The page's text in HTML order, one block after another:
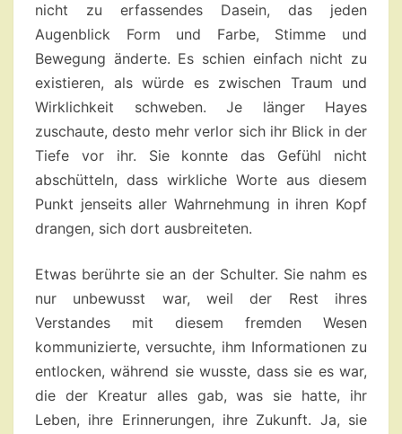
nicht zu erfassendes Dasein, das jeden
Augenblick Form und Farbe, Stimme und
Bewegung änderte. Es schien einfach nicht zu
existieren, als würde es zwischen Traum und
Wirklichkeit schweben. Je länger Hayes
zuschaute, desto mehr verlor sich ihr Blick in der
Tiefe vor ihr. Sie konnte das Gefühl nicht
abschütteln, dass wirkliche Worte aus diesem
Punkt jenseits aller Wahrnehmung in ihren Kopf
drangen, sich dort ausbreiteten.
Etwas berührte sie an der Schulter. Sie nahm es
nur unbewusst war, weil der Rest ihres
Verstandes mit diesem fremden Wesen
kommunizierte, versuchte, ihm Informationen zu
entlocken, während sie wusste, dass sie es war,
die der Kreatur alles gab, was sie hatte, ihr
Leben, ihre Erinnerungen, ihre Zukunft. Ja, sie